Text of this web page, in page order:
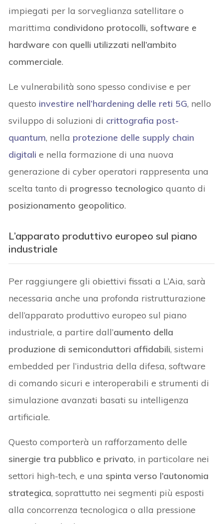
impiegati per la sorveglianza satellitare o
marittima condividono protocolli, software e
hardware con quelli utilizzati nell’ambito
commerciale.
Le vulnerabilità sono spesso condivise e per
questo investire nell’hardening delle reti 5G, nello
sviluppo di soluzioni di crittografia post-
quantum, nella protezione delle supply chain
digitali e nella formazione di una nuova
generazione di cyber operatori rappresenta una
scelta tanto di progresso tecnologico quanto di
posizionamento geopolitico.
L’apparato produttivo europeo sul piano
industriale
Per raggiungere gli obiettivi fissati a L’Aia, sarà
necessaria anche una profonda ristrutturazione
dell’apparato produttivo europeo sul piano
industriale, a partire dall’aumento della
produzione di semiconduttori affidabili, sistemi
embedded per l’industria della difesa, software
di comando sicuri e interoperabili e strumenti di
simulazione avanzati basati su intelligenza
artificiale.
Questo comporterà un rafforzamento delle
sinergie tra pubblico e privato, in particolare nei
settori high-tech, e una spinta verso l’autonomia
strategica, soprattutto nei segmenti più esposti
alla concorrenza tecnologica o alla pressione